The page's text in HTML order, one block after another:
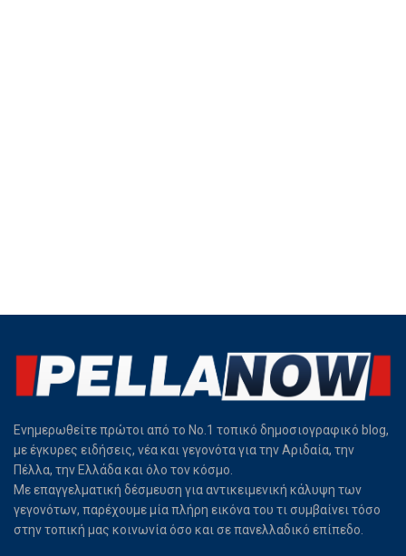
Ενημερωθείτε πρώτοι από το Νο.1 τοπικό δημοσιογραφικό blog,
με έγκυρες ειδήσεις, νέα και γεγονότα για την Αριδαία, την
Πέλλα, την Ελλάδα και όλο τον κόσμο.
Με επαγγελματική δέσμευση για αντικειμενική κάλυψη των
γεγονότων, παρέχουμε μία πλήρη εικόνα του τι συμβαίνει τόσο
στην τοπική μας κοινωνία όσο και σε πανελλαδικό επίπεδο.